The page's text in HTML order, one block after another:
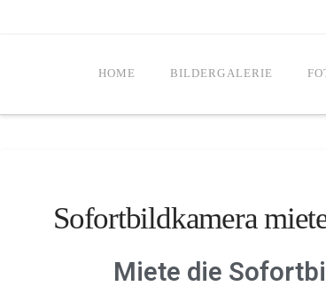
HOME BILDERGALERIE
Sofortbildkamera
Miete die